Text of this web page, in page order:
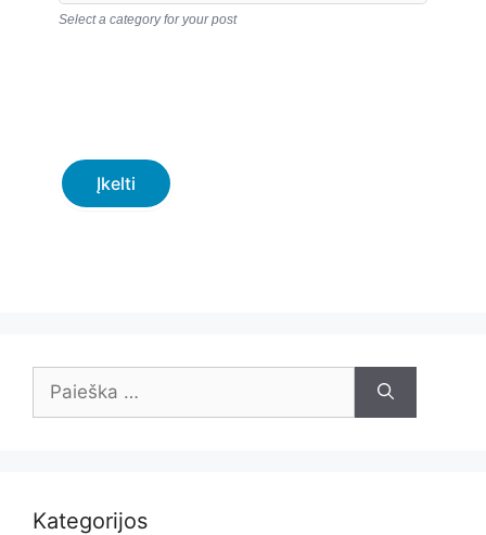
Select a category for your post
Ieškoti:
Kategorijos